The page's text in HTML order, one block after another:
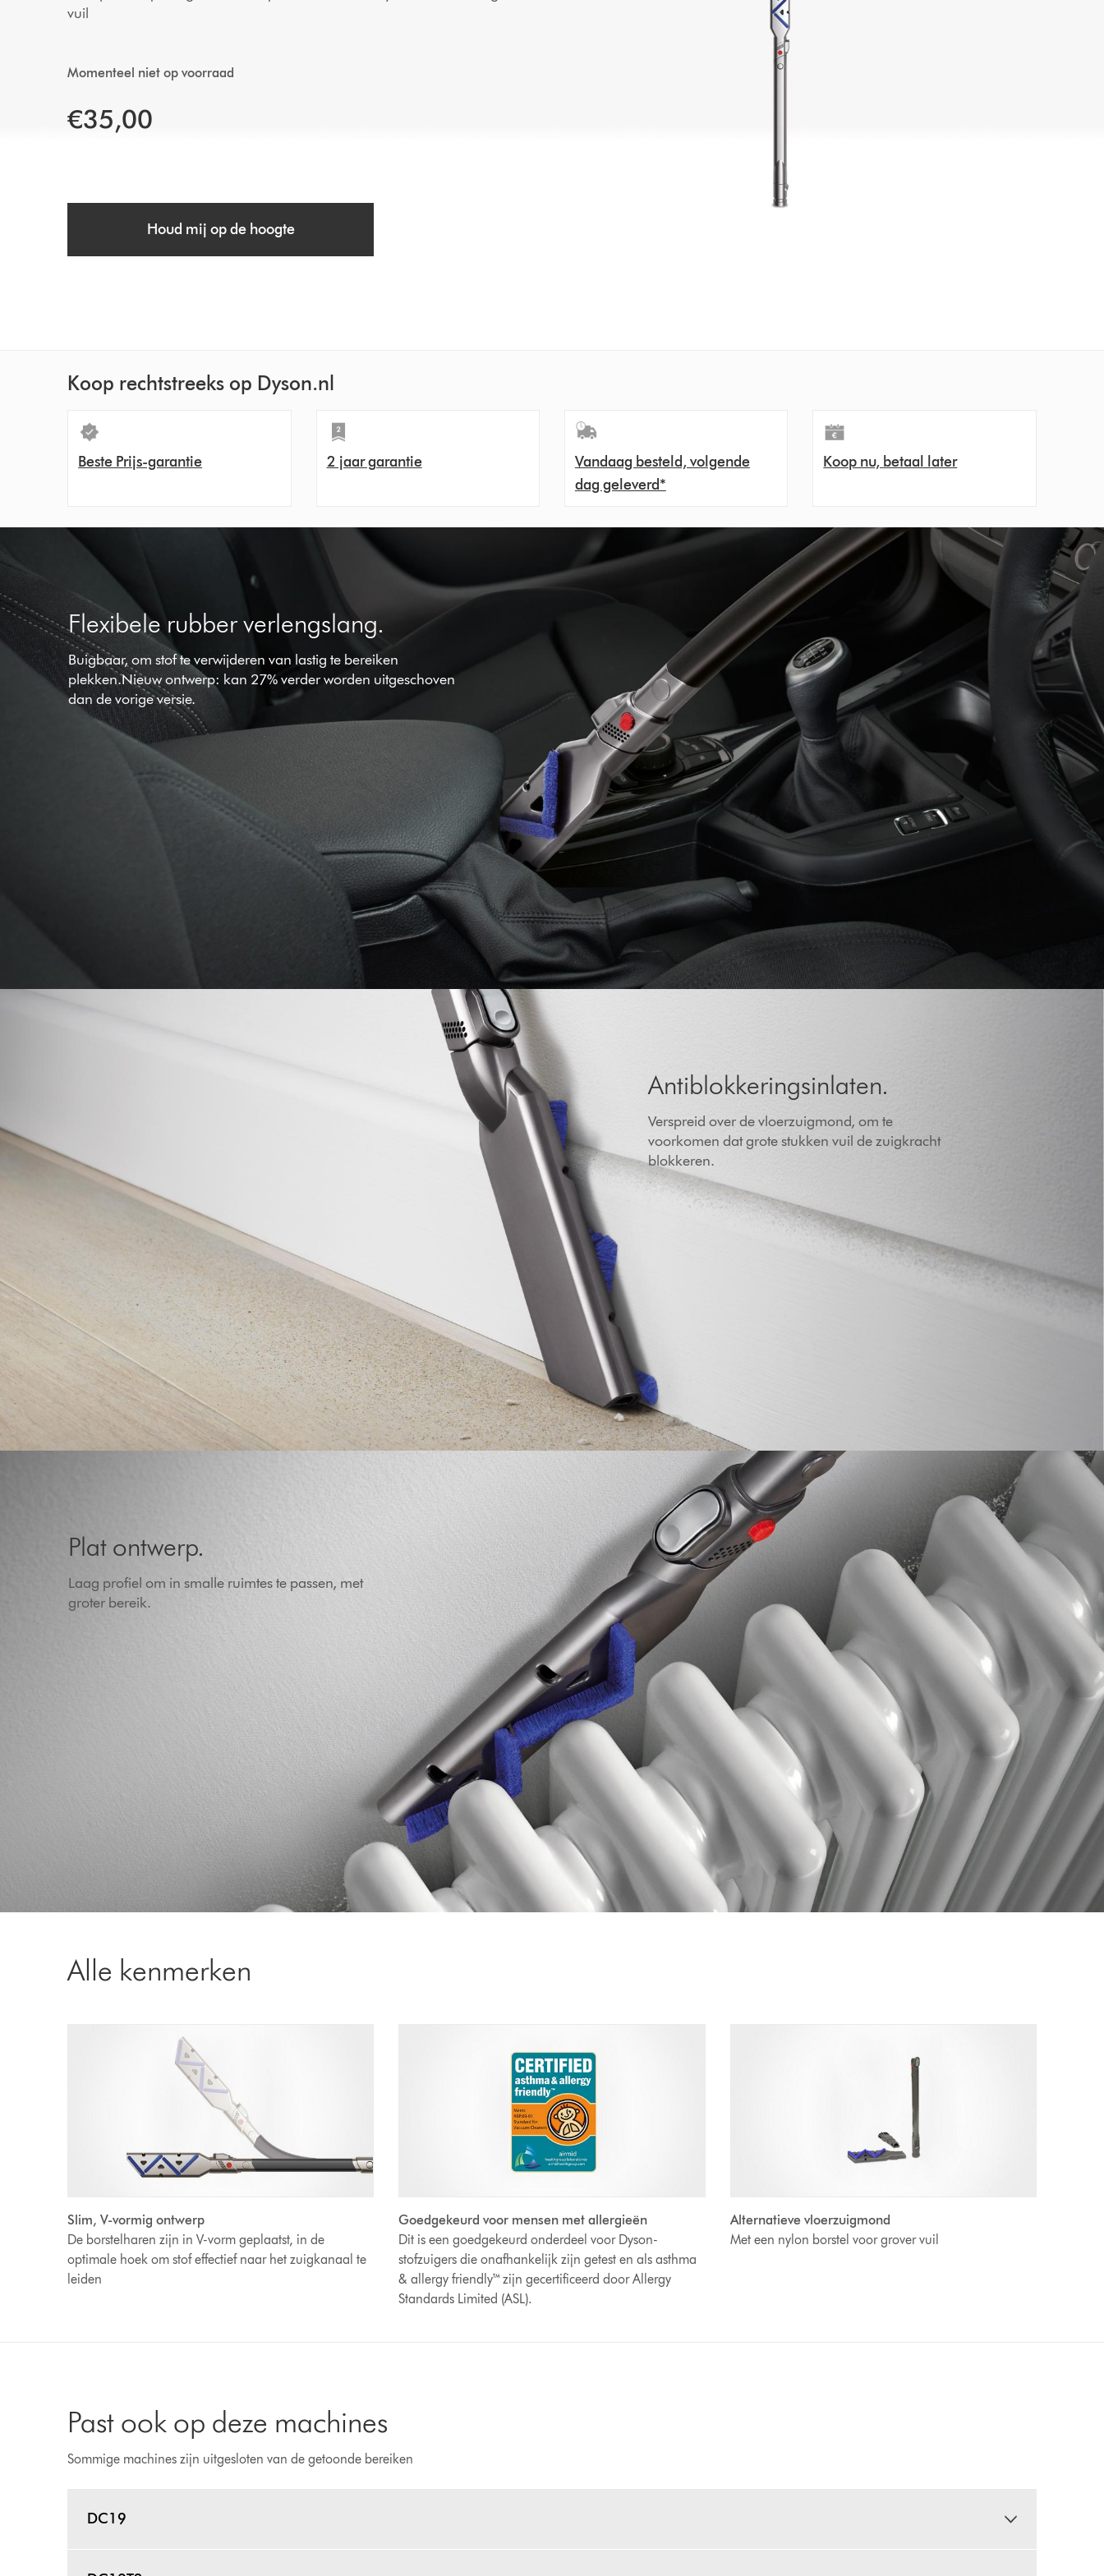
vuil
Momenteel niet op voorraad
€35,00
Houd mij op de hoogte
Koop rechtstreeks op Dyson.nl
Beste Prijs-garantie 2 jaar garantie
Vandaag besteld, volgende
dag geleverd*
Koop nu, betaal later
Flexibele rubber verlengslang.
Buigbaar, om stof te verwijderen van lastig te bereiken
plekken.Nieuw ontwerp: kan 27% verder worden uitgeschoven
dan de vorige versie.
Antiblokkeringsinlaten.
Verspreid over de vloerzuigmond, om te
voorkomen dat grote stukken vuil de zuigkracht
blokkeren.
Plat ontwerp.
Laag profiel om in smalle ruimtes te passen, met
groter bereik.
Alle kenmerken
Slim, V-vormig ontwerp
De borstelharen zijn in V-vorm geplaatst, in de
optimale hoek om stof effectief naar het zuigkanaal te
leiden
Goedgekeurd voor mensen met allergieën
Dit is een goedgekeurd onderdeel voor Dyson-
stofzuigers die onafhankelijk zijn getest en als asthma
& allergy friendly™ zijn gecertificeerd door Allergy
Standards Limited (ASL).
Alternatieve vloerzuigmond
Met een nylon borstel voor grover vuil
Past ook op deze machines
Sommige machines zijn uitgesloten van de getoonde bereiken
DC19